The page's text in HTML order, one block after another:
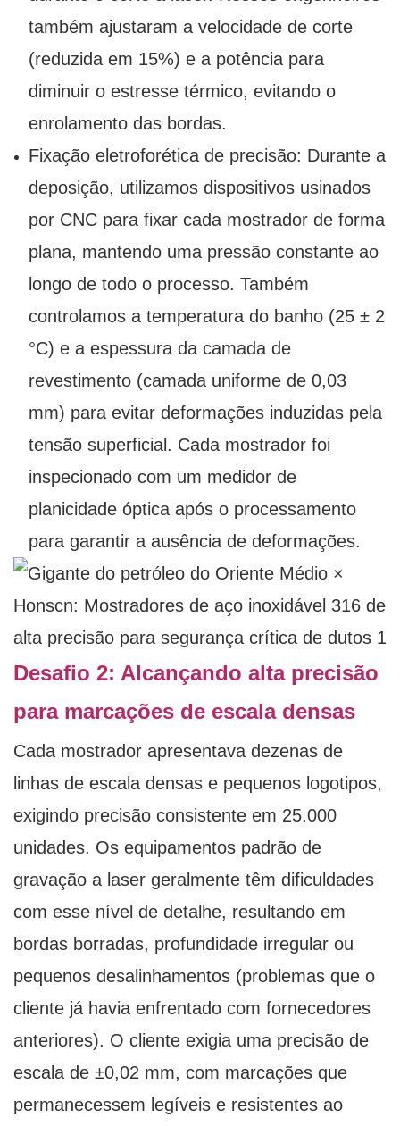
também ajustaram a velocidade de corte
(reduzida em 15%) e a potência para
diminuir o estresse térmico, evitando o
enrolamento das bordas.
Fixação eletroforética de precisão: Durante a
deposição, utilizamos dispositivos usinados
por CNC para fixar cada mostrador de forma
plana, mantendo uma pressão constante ao
longo de todo o processo. Também
controlamos a temperatura do banho (25 ± 2
°C) e a espessura da camada de
revestimento (camada uniforme de 0,03
mm) para evitar deformações induzidas pela
tensão superficial. Cada mostrador foi
inspecionado com um medidor de
planicidade óptica após o processamento
para garantir a ausência de deformações.
Desafio 2: Alcançando alta precisão
para marcações de escala densas
Cada mostrador apresentava dezenas de
linhas de escala densas e pequenos logotipos,
exigindo precisão consistente em 25.000
unidades. Os equipamentos padrão de
gravação a laser geralmente têm dificuldades
com esse nível de detalhe, resultando em
bordas borradas, profundidade irregular ou
pequenos desalinhamentos (problemas que o
cliente já havia enfrentado com fornecedores
anteriores). O cliente exigia uma precisão de
escala de ±0,02 mm, com marcações que
permanecessem legíveis e resistentes ao